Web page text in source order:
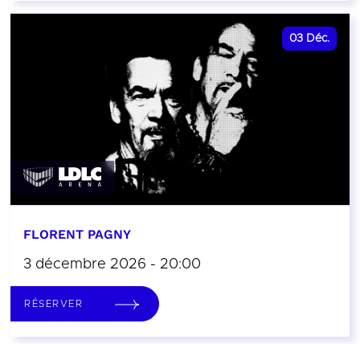
03 Déc.
FLORENT PAGNY
3 décembre 2026 - 20:00
RÉSERVER